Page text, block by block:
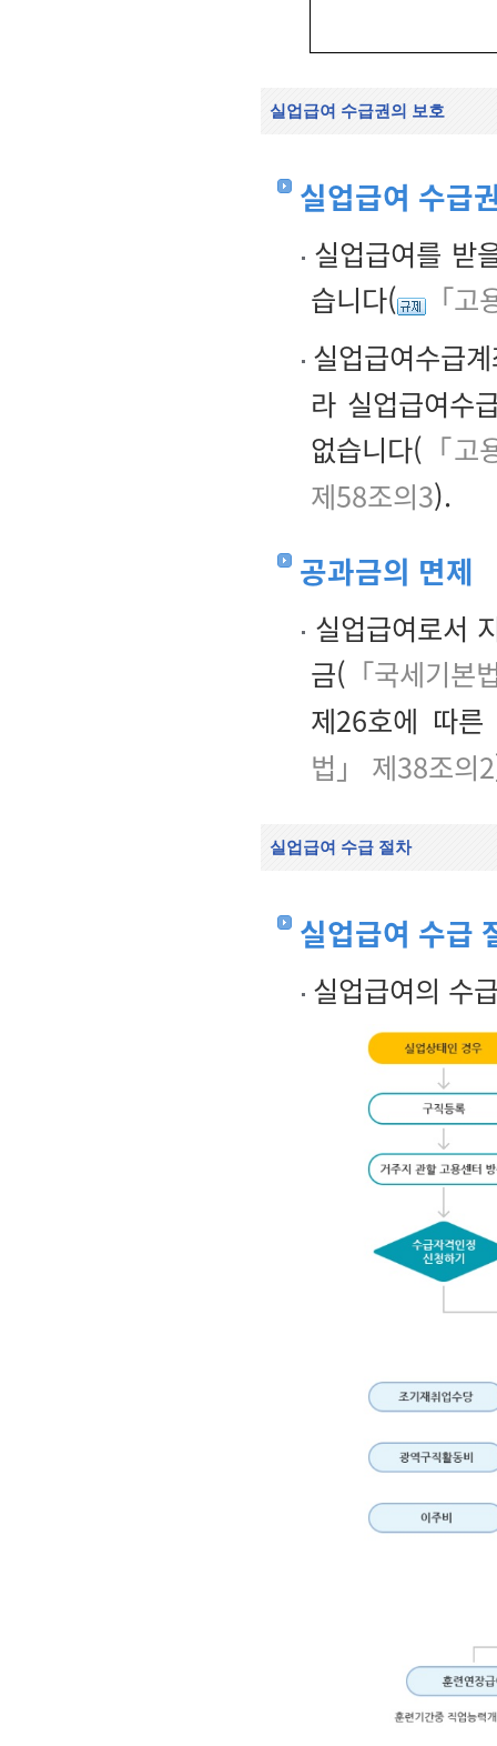
실업급여 수급권의 보호
실업급여 수급
실업급여를 받
습니다(
「
실업급여수급
라 실업급여수
없습니다( 「
제58조의3).
공과금의 면제
실업급여로서
금( 「국세기본
제26호에 따
법」 제38조의2
실업급여 수급 절차
실업급여 수급
실업급여의 수